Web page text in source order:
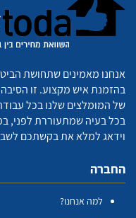
אנחנו מאמינים שתחושת
בהזמנת איש מקצוע. זו
של המומלצים שלנו בכל
בכל בעיה שמתעוררת לפני,
וידאג למלא את בקשתכם
החברה
למה אנחנו?